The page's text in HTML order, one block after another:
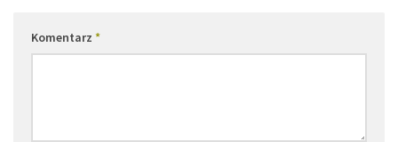
Komentarz *